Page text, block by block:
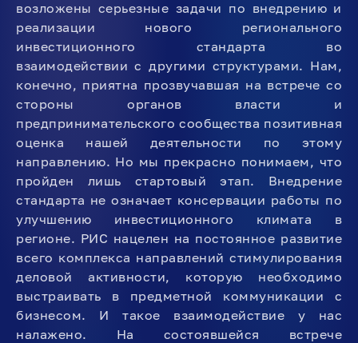
возложены серьезные задачи по внедрению и
реализации нового регионального
инвестиционного стандарта во
взаимодействии с другими структурами. Нам,
конечно, приятна прозвучавшая на встрече со
стороны органов власти и
предпринимательского сообщества позитивная
оценка нашей деятельности по этому
направлению. Но мы прекрасно понимаем, что
пройден лишь стартовый этап. Внедрение
стандарта не означает консервации работы по
улучшению инвестиционного климата в
регионе. РИС нацелен на постоянное развитие
всего комплекса направлений стимулирования
деловой активности, которую необходимо
выстраивать в предметной коммуникации с
бизнесом. И такое взаимодействие у нас
налажено. На состоявшейся встрече